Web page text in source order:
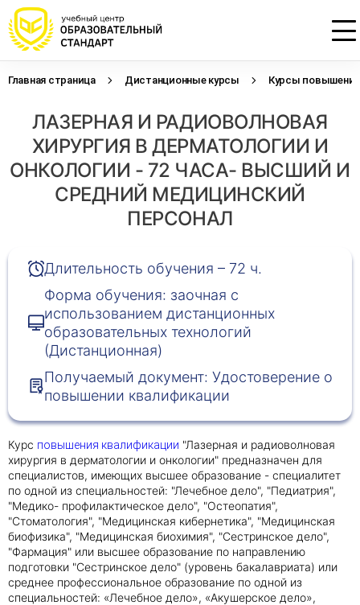
Главная страница Дистанционные курсы Курсы повышения
ЛАЗЕРНАЯ И РАДИОВОЛНОВАЯ
ХИРУРГИЯ В ДЕРМАТОЛОГИИ И
ОНКОЛОГИИ - 72 ЧАСА- ВЫСШИЙ И
СРЕДНИЙ МЕДИЦИНСКИЙ
ПЕРСОНАЛ
Длительность обучения – 72 ч.
Форма обучения: заочная с
использованием дистанционных
образовательных технологий
(Дистанционная)
Получаемый документ: Удостоверение о
повышении квалификации
Курс повышения квалификации "Лазерная и радиоволновая
хирургия в дерматологии и онкологии" предназначен для
специалистов, имеющих высшее образование - специалитет
по одной из специальностей: "Лечебное дело", "Педиатрия",
"Медико- профилактическое дело", "Остеопатия",
"Стоматология", "Медицинская кибернетика", "Медицинская
биофизика", "Медицинская биохимия", "Сестринское дело",
"Фармация" или высшее образование по направлению
подготовки "Сестринское дело" (уровень бакалавриата) или
среднее профессиональное образование по одной из
специальностей: «Лечебное дело», «Акушерское дело»,
Оставьте свои данные, наши специалисты
свяжутся с Вами
Получить консультацию
Даю согласие наобработку персональных
данных иe-mail рассылку
Оставьте свои данные, наши специалисты
свяжутся с Вами
Приложите документы
Получить консультацию
начислением баллов 14 ЗЕТ
Оставьте свои данные, наши специалисты
проконсультируют Вас
Получить консультацию
Даю согласие наобработку персональных
данныхиe-mail рассылку